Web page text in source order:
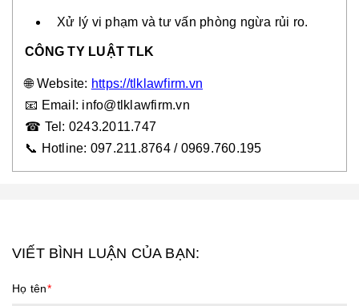
Xử lý vi phạm và tư vấn phòng ngừa rủi ro.
CÔNG TY LUẬT TLK
🌐Website: https://tlklawfirm.vn
📧 Email: info@tlklawfirm.vn
☎ Tel: 0243.2011.747
📞 Hotline: 097.211.8764 / 0969.760.195
VIẾT BÌNH LUẬN CỦA BẠN:
Họ tên*